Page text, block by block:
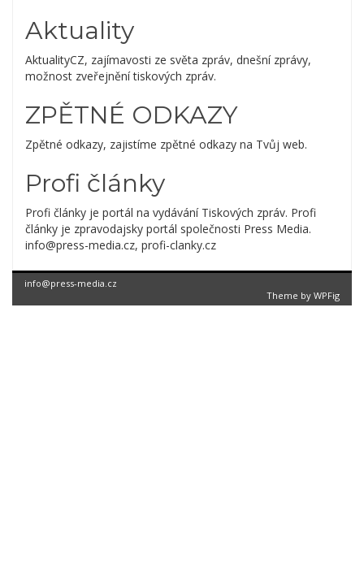
Aktuality
AktualityCZ, zajímavosti ze světa zpráv, dnešní zprávy,
možnost zveřejnění tiskových zpráv.
ZPĚTNÉ ODKAZY
Zpětné odkazy, zajistíme zpětné odkazy na Tvůj web.
Profi články
Profi články je portál na vydávání Tiskových zpráv. Profi
články je zpravodajsky portál společnosti Press Media.
info@press-media.cz, profi-clanky.cz
info@press-media.cz
Theme by WPFig